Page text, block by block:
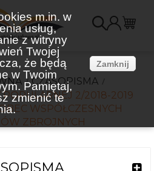
m.in. w
usług,
z witryny
Twojej
że będą
w Twoim
Pamiętaj,
zmienić te
Zamknij
CZASOPISMA
POPULARNEJ 2/2018-2019
WSPÓŁCZESNYCH
ZBROJNYCH